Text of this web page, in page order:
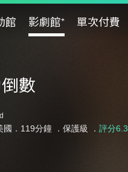
館 影劇館⁺ 單次付費
數
國．119分鐘 ． 保護級 ． 評分6.3